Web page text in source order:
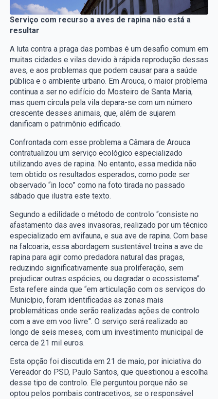
Serviço com recurso a aves de rapina não está a
resultar
A luta contra a praga das pombas é um desafio comum em
muitas cidades e vilas devido à rápida reprodução dessas
aves, e aos problemas que podem causar para a saúde
pública e o ambiente urbano. Em Arouca, o maior problema
continua a ser no edifício do Mosteiro de Santa Maria,
mas quem circula pela vila depara-se com um número
crescente desses animais, que, além de sujarem
danificam o patrimônio edificado.
Confrontada com esse problema a Câmara de Arouca
contratualizou um serviço ecológico especializado
utilizando aves de rapina. No entanto, essa medida não
tem obtido os resultados esperados, como pode ser
observado “in loco” como na foto tirada no passado
sábado que ilustra este texto.
Segundo a edilidade o método de controlo “consiste no
afastamento das aves invasoras, realizado por um técnico
especializado em avifauna, e sua ave de rapina. Com base
na falcoaria, essa abordagem sustentável treina a ave de
rapina para agir como predadora natural das pragas,
reduzindo significativamente sua proliferação, sem
prejudicar outras espécies, ou degradar o ecossistema”.
Esta refere ainda que “em articulação com os serviços do
Município, foram identificadas as zonas mais
problemáticas onde serão realizadas ações de controlo
com a ave em voo livre”. O serviço será realizado ao
longo de seis meses, com um investimento municipal de
cerca de 21 mil euros.
Esta opção foi discutida em 21 de maio, por iniciativa do
Vereador do PSD, Paulo Santos, que questionou a escolha
desse tipo de controlo. Ele perguntou porque não se
optou pelos pombais contracetivos, se o responsável